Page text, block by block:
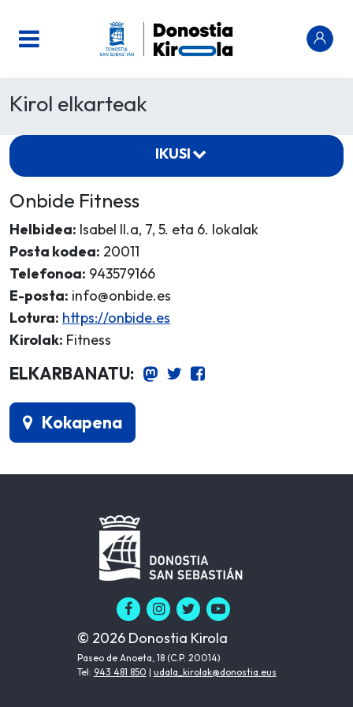
Kirol elkarteak
Onbide Fitness
Helbidea: Isabel II.a, 7, 5. eta 6. lokalak
Posta kodea: 20011
Telefonoa: 943579166
E-posta: info@onbide.es
Lotura: https://onbide.es
Kirolak: Fitness
ELKARBANATU:
Kokapena
IKUSI
© 2026 Donostia Kirola
Paseo de Anoeta, 18 (C.P. 20014)
Tel: 943 481 850 | udala_kirolak@donostia.eus